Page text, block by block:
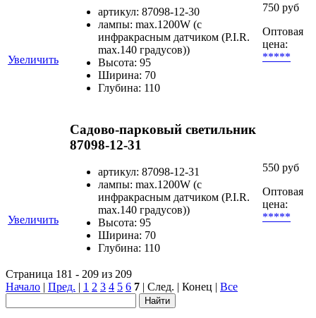
Увеличить
артикул: 87098-12-30
лампы: max.1200W (с
инфракрасным датчиком (P.I.R.
max.140 градусов))
Высота: 95
Ширина: 70
Глубина: 110
750 руб
Оптовая
цена:
*****
Увеличить
Садово-парковый светильник
87098-12-31
артикул: 87098-12-31
лампы: max.1200W (с
инфракрасным датчиком (P.I.R.
max.140 градусов))
Высота: 95
Ширина: 70
Глубина: 110
550 руб
Оптовая
цена:
*****
Страница 181 - 209 из 209
Начало | Пред. | 1 2 3 4 5 6 7 | След. | Конец | Все